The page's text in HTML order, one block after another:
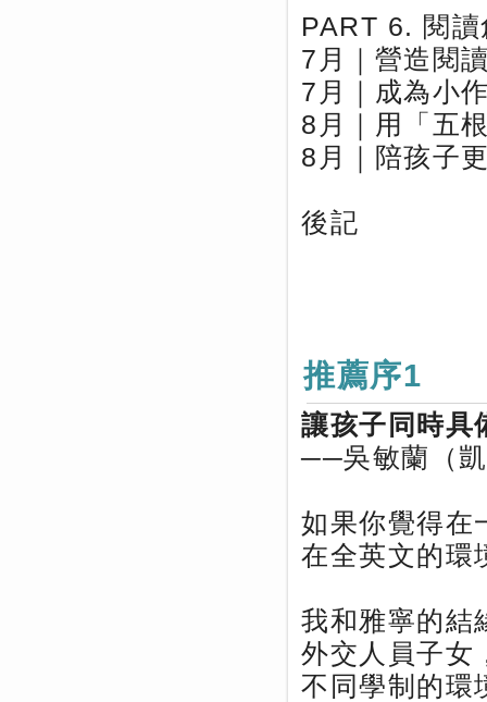
PART 6. 閱讀
7月｜營造閱
7月｜成為小
8月｜用「五
8月｜陪孩子
後記
推薦序1
讓孩子同時具
──吳敏蘭（
如果你覺得在
在全英文的環
我和雅寧的結
外交人員子女
不同學制的環